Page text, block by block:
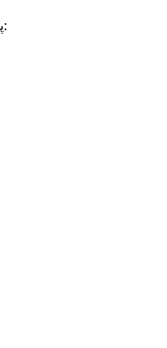
🎧 پادکست اگزون را اینجا بشنوید: